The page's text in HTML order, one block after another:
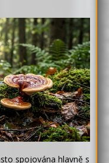
spojována hlavně s